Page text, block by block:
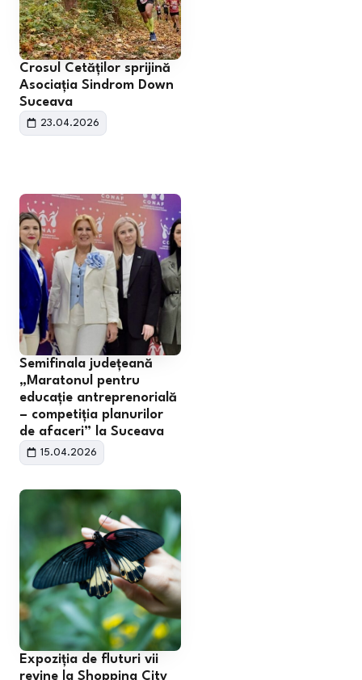
Crosul Cetăților sprijină
Asociația Sindrom Down
Suceava
23.04.2026
Semifinala județeană
„Maratonul pentru
educație antreprenorială
– competiția planurilor
de afaceri” la Suceava
15.04.2026
Expoziția de fluturi vii
revine la Shopping City